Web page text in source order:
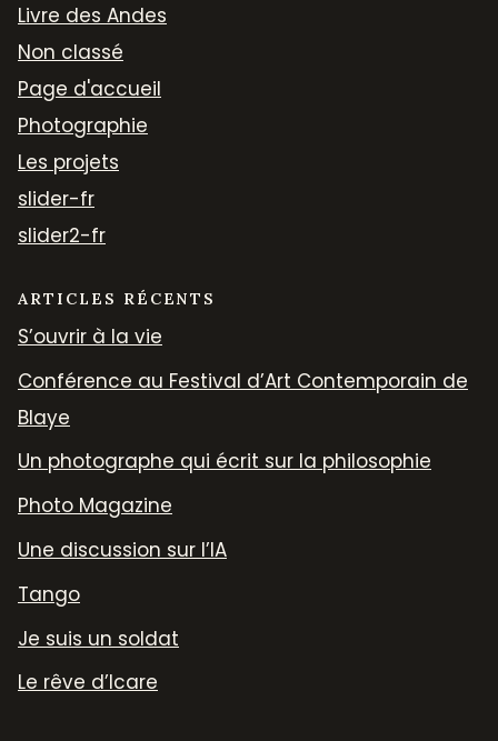
Livre des Andes
Non classé
Page d'accueil
Photographie
Les projets
slider-fr
slider2-fr
ARTICLES RÉCENTS
S’ouvrir à la vie
Conférence au Festival d’Art Contemporain de
Blaye
Un photographe qui écrit sur la philosophie
Photo Magazine
Une discussion sur l’IA
Tango
Je suis un soldat
Le rêve d’Icare